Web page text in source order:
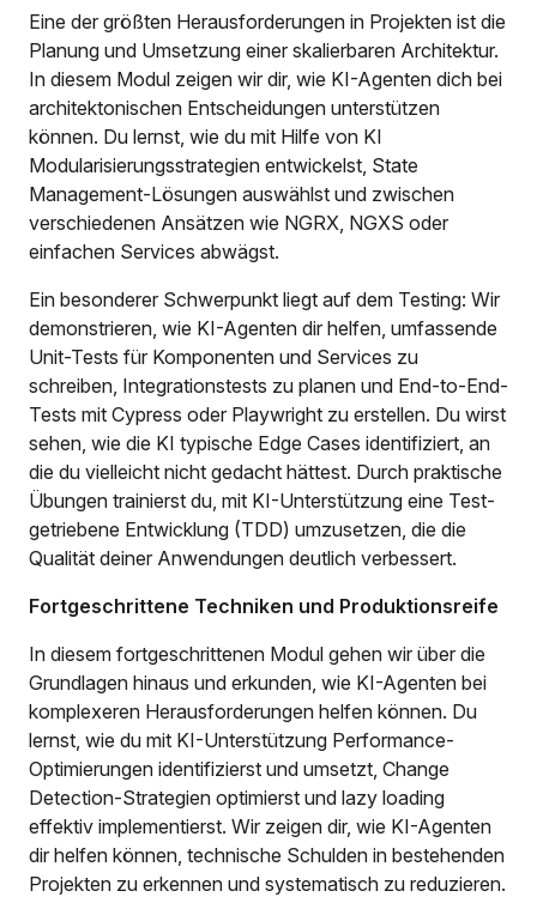
Eine der größten Herausforderungen in Projekten ist die
Planung und Umsetzung einer skalierbaren Architektur.
In diesem Modul zeigen wir dir, wie KI-Agenten dich bei
architektonischen Entscheidungen unterstützen
können. Du lernst, wie du mit Hilfe von KI
Modularisierungsstrategien entwickelst, State
Management-Lösungen auswählst und zwischen
verschiedenen Ansätzen wie NGRX, NGXS oder
einfachen Services abwägst.
Ein besonderer Schwerpunkt liegt auf dem Testing: Wir
demonstrieren, wie KI-Agenten dir helfen, umfassende
Unit-Tests für Komponenten und Services zu
schreiben, Integrationstests zu planen und End-to-End-
Tests mit Cypress oder Playwright zu erstellen. Du wirst
sehen, wie die KI typische Edge Cases identifiziert, an
die du vielleicht nicht gedacht hättest. Durch praktische
Übungen trainierst du, mit KI-Unterstützung eine Test-
getriebene Entwicklung (TDD) umzusetzen, die die
Qualität deiner Anwendungen deutlich verbessert.
Fortgeschrittene Techniken und Produktionsreife
In diesem fortgeschrittenen Modul gehen wir über die
Grundlagen hinaus und erkunden, wie KI-Agenten bei
komplexeren Herausforderungen helfen können. Du
lernst, wie du mit KI-Unterstützung Performance-
Optimierungen identifizierst und umsetzt, Change
Detection-Strategien optimierst und lazy loading
effektiv implementierst. Wir zeigen dir, wie KI-Agenten
dir helfen können, technische Schulden in bestehenden
Projekten zu erkennen und systematisch zu reduzieren.